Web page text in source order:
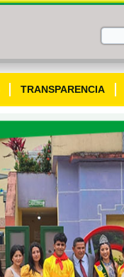
TRANSPARENCIA